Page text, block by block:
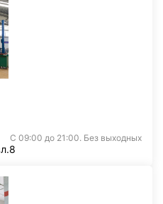
С 09:00 до 21:00. Без выходных